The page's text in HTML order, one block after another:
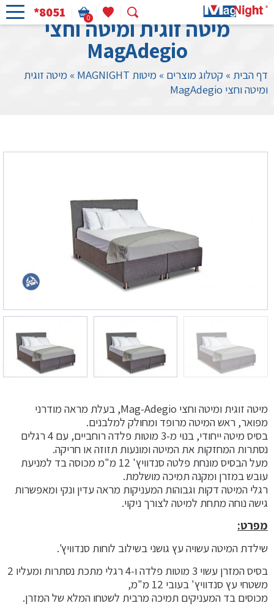
0
*8051
מיטה זוגית ומיטה וחצי
MagAdegio
דף הבית » קטלוג מוצרים » מיטות MAGNIGHT » מיטה זוגית
ומיטה וחצי MagAdegio
מיטה זוגית ומיטה וחצי Mag-Adegio, בעלת מראה מודרני
מפואר, ראש המיטה מרופד ומחולק למלבנים.
בסיס מיטה ייחודי, בנוי מ-3 מוטות פלדה רוחביים, עם 4 רגלים
נסתרות המחזקות את המיטה ומונעות תזוזה או חריקה.
מעל הבסיס מונחת פלטה סנדוויץ' 12 מ"מ מכוסה בד למניעת
עובש במזרן ומקנה תמיכה מושלמת.
רגלי המיטה דקות וגבוהות המעניקות מראה עדין ונקי ומאפשרות
גישה נוחה מתחת למיטה לצורך ניקוי.
מפרט:
שילדת המיטה עשויה עץ גושני בשילוב לוחות סנדוויץ'.
בסיס המזרן עשוי 3 מוטות פלדה ו-4 רגלי מתכת נסתרות ומעליו 2
משטחי עץ סנדוויץ' בעובי 12 מ"מ,
מכוסים בד המעניקים תמיכה מרבית לשטחו המלא של המזרן.